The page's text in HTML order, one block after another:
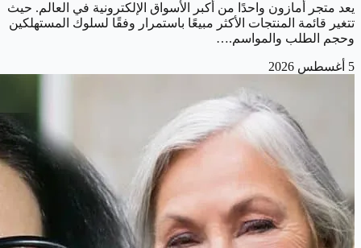
يعد متجر أمازون واحدًا من أكبر الأسواق الإلكترونية في العالم. حيث
تتغير قائمة المنتجات الأكثر مبيعًا باستمرار وفقًا لسلوك المستهلكين
وحجم الطلب والمواسم.…
5 أغسطس 2026